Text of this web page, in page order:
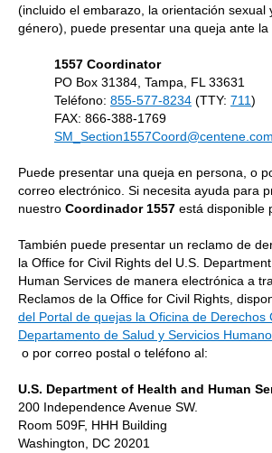
(incluido el embarazo, la orientación sexual
género), puede presentar una queja ante la
1557 Coordinator
PO Box 31384, Tampa, FL 33631
Teléfono: 855-577-8234 (TTY: 711)
FAX: 866-388-1769
SM_Section1557Coord@centene.com
Puede presentar una queja en persona, o
correo electrónico. Si necesita ayuda para
nuestro Coordinador 1557 está disponible
También puede presentar un reclamo de
la Office for Civil Rights del U.S.
Human Services de manera electrónica a
Reclamos de la Office for Civil Rights,
del Portal de quejas la Oficina de Derechos
Departamento de Salud y Servicios
Sitio Externo
o por correo postal o teléfono al:
U.S. Department of Health and Human
200 Independence Avenue SW.
Room 509F, HHH Building
Washington, DC 20201